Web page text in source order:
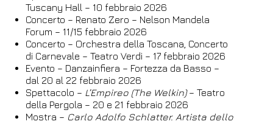
Tuscany Hall – 10 febbraio 2026
Concerto – Renato Zero – Nelson Mandela
Forum – 11/15 febbraio 2026
Concerto – Orchestra della Toscana, Concerto
di Carnevale – Teatro Verdi – 17 febbraio 2026
Evento – Danzainfiera – Fortezza da Basso –
dal 20 al 22 febbraio 2026
Spettacolo – L’Empireo (The Welkin)– Teatro
della Pergola – 20 e 21 febbraio 2026
Mostra – Carlo Adolfo Schlatter. Artista dello